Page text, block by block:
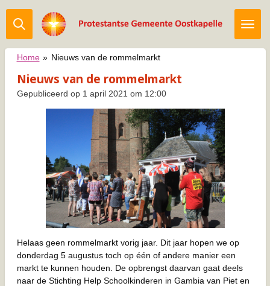
Ga
direct
naar
de
hoofdinhoud
Home » Nieuws van de rommelmarkt
Nieuws van de rommelmarkt
Gepubliceerd op 1 april 2021 om 12:00
Helaas geen rommelmarkt vorig jaar. Dit jaar hopen we op
donderdag 5 augustus toch op één of andere manier een
markt te kunnen houden. De opbrengst daarvan gaat deels
naar de Stichting Help Schoolkinderen in Gambia van Piet en